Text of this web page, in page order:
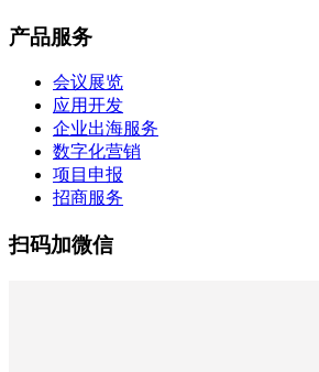
产品服务
会议展览
应用开发
企业出海服务
数字化营销
项目申报
招商服务
扫码加微信